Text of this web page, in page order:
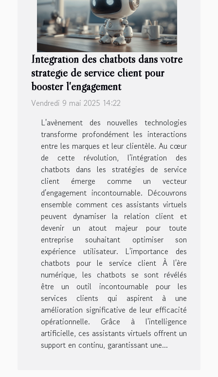
Intégration des chatbots dans votre
stratégie de service client pour
booster l'engagement
Vendredi 9 mai 2025 14:22
L'avènement des nouvelles technologies
transforme profondément les interactions
entre les marques et leur clientèle. Au cœur
de cette révolution, l'intégration des
chatbots dans les stratégies de service
client émerge comme un vecteur
d'engagement incontournable. Découvrons
ensemble comment ces assistants virtuels
peuvent dynamiser la relation client et
devenir un atout majeur pour toute
entreprise souhaitant optimiser son
expérience utilisateur. L'importance des
chatbots pour le service client À l'ère
numérique, les chatbots se sont révélés
être un outil incontournable pour les
services clients qui aspirent à une
amélioration significative de leur efficacité
opérationnelle. Grâce à l'intelligence
artificielle, ces assistants virtuels offrent un
support en continu, garantissant une...